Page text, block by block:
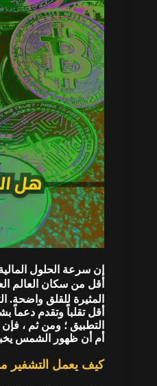
إن سرعة الحلول
أقل من سكان العالم
المثيرة للقلق واضحة.
أقل تقلباً وتقدم دعماً
التطبيق ؛ ومن ثم ،
أم أن ظهور الشمس
كيف يعمل التشفير